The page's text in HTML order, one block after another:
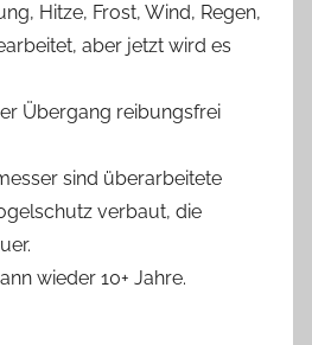
Hitze, Frost, Wind, Regen,
aber jetzt wird es
Übergang reibungsfrei
sind überarbeitete
verbaut, die
wieder 10+ Jahre.